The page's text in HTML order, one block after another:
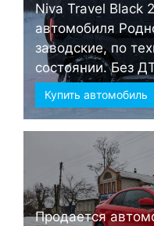
Niva Travel Black
автомобиля
заводские, по
состоянии. Без
Купить автомобиль
Продается